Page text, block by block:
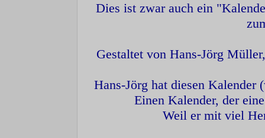
Dies ist zwar auch ein
Gestaltet von Hans-Jörg
Hans-Jörg hat diesen Kalender
Einen Kalender, der
Weil er mit viel